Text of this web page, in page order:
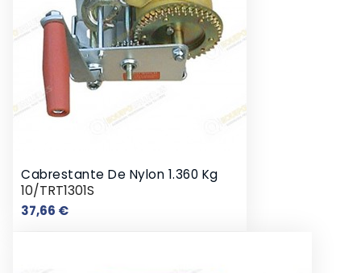
Cabrestante De Nylon 1.360 Kg
10/TRT1301S
37,66 €Precio